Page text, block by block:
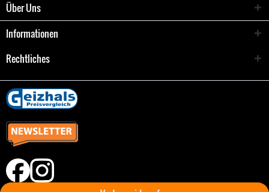
Über Uns
Informationen
Rechtliches